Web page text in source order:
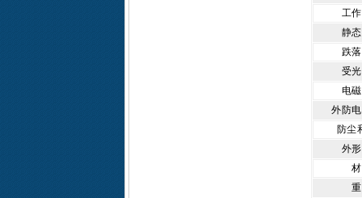
工
静
跌
受
电
外防
防尘
外